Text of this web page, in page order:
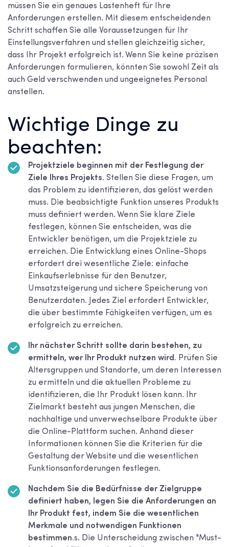
müssen Sie ein genaues Lastenheft für Ihre
Anforderungen erstellen. Mit diesem entscheidenden
Schritt schaffen Sie alle Voraussetzungen für Ihr
Einstellungsverfahren und stellen gleichzeitig sicher,
dass Ihr Projekt erfolgreich ist. Wenn Sie keine präzisen
Anforderungen formulieren, könnten Sie sowohl Zeit als
auch Geld verschwenden und ungeeignetes Personal
anstellen.
Wichtige Dinge zu
beachten:
Projektziele beginnen mit der Festlegung der
Ziele Ihres Projekts. Stellen Sie diese Fragen, um
das Problem zu identifizieren, das gelöst werden
muss. Die beabsichtigte Funktion unseres Produkts
muss definiert werden. Wenn Sie klare Ziele
festlegen, können Sie entscheiden, was die
Entwickler benötigen, um die Projektziele zu
erreichen. Die Entwicklung eines Online-Shops
erfordert drei wesentliche Ziele: einfache
Einkaufserlebnisse für den Benutzer,
Umsatzsteigerung und sichere Speicherung von
Benutzerdaten. Jedes Ziel erfordert Entwickler,
die über bestimmte Fähigkeiten verfügen, um es
erfolgreich zu erreichen.
Ihr nächster Schritt sollte darin bestehen, zu
ermitteln, wer Ihr Produkt nutzen wird. Prüfen Sie
Altersgruppen und Standorte, um deren Interessen
zu ermitteln und die aktuellen Probleme zu
identifizieren, die Ihr Produkt lösen kann. Ihr
Zielmarkt besteht aus jungen Menschen, die
nachhaltige und unverwechselbare Produkte über
die Online-Plattform suchen. Anhand dieser
Informationen können Sie die Kriterien für die
Gestaltung der Website und die wesentlichen
Funktionsanforderungen festlegen.
Nachdem Sie die Bedürfnisse der Zielgruppe
definiert haben, legen Sie die Anforderungen an
Ihr Produkt fest, indem Sie die wesentlichen
Merkmale und notwendigen Funktionen
bestimmen.s. Die Unterscheidung zwischen "Must-